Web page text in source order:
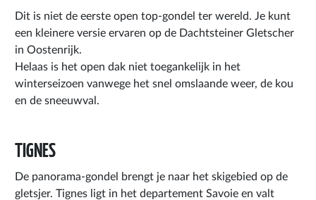
Dit is niet de eerste open top-gondel ter wereld. Je kunt
een kleinere versie ervaren op de Dachtsteiner Gletscher
in Oostenrijk.
Helaas is het open dak niet toegankelijk in het
winterseizoen vanwege het snel omslaande weer, de kou
en de sneeuwval.
TIGNES
De panorama-gondel brengt je naar het skigebied op de
gletsjer. Tignes ligt in het departement Savoie en valt